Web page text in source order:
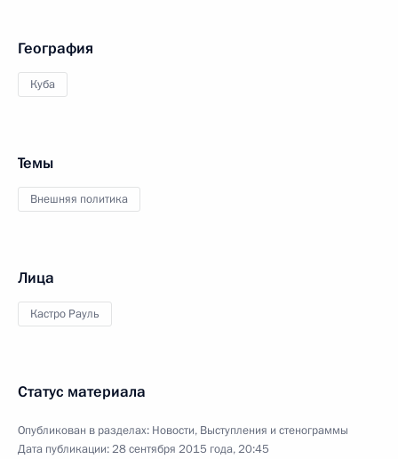
География
Куба
Темы
Внешняя политика
Лица
Кастро Рауль
Статус материала
Опубликован в разделах: Новости, Выступления и стенограммы
Дата публикации:28 сентября 2015 года, 20:45